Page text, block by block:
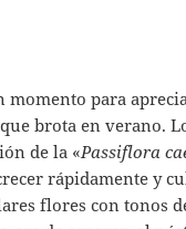
momento para
brota en verano.
de la «Passiflora
rápidamente y
flores con tonos